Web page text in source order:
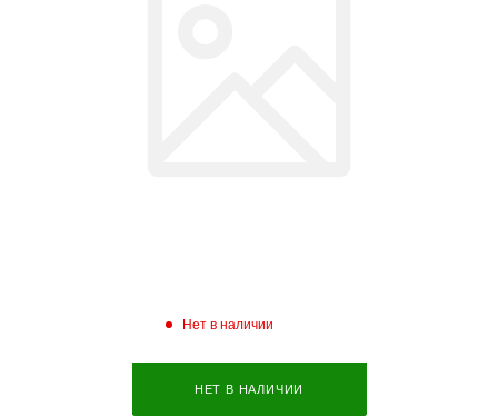
Нет в наличии
НЕТ В НАЛИЧИИ